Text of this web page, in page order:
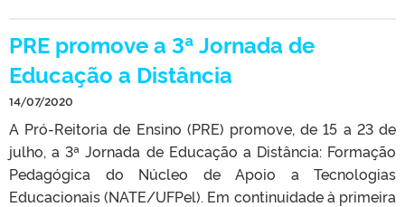
PRE promove a 3ª Jornada de
Educação a Distância
14/07/2020
A Pró-Reitoria de Ensino (PRE) promove, de 15 a 23 de
julho, a 3ª Jornada de Educação a Distância: Formação
Pedagógica do Núcleo de Apoio a Tecnologias
Educacionais (NATE/UFPel). Em continuidade à primeira